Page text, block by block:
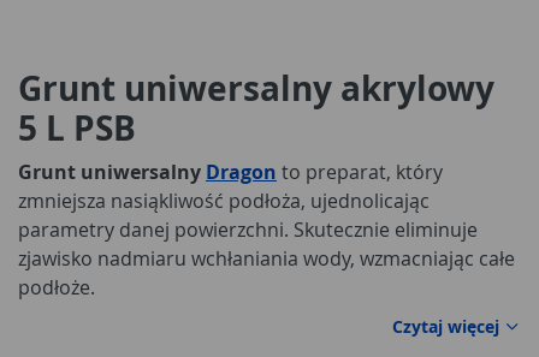
Grunt uniwersalny akrylowy
5 L PSB
Grunt uniwersalny Dragon to preparat, który
zmniejsza nasiąkliwość podłoża, ujednolicając
parametry danej powierzchni. Skutecznie eliminuje
zjawisko nadmiaru wchłaniania wody, wzmacniając całe
podłoże.
Czytaj więcej